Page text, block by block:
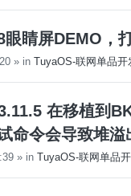
睛屏DEMO，
» in TuyaOS-联网单品开
在移植到
命令会导致堆溢
» in TuyaOS-联网单品